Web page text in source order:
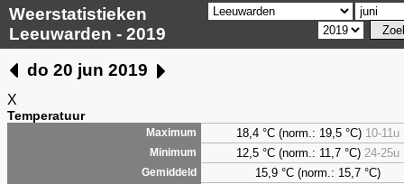
Weerstatistieken
Leeuwarden - 2019
do 20 jun 2019
X
Temperatuur
Maximum 18,4 °C (norm.: 19,5 °C) 10-11u
Minimum 12,5 °C (norm.: 11,7 °C) 24-25u
Gemiddeld 15,9 °C (norm.: 15,7 °C)